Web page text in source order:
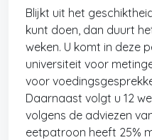
Blijkt uit het
kunt doen, dan duurt
weken. U komt in deze
universiteit voor
voor
Daarnaast volgt u 12
volgens de adviezen
eetpatroon heeft 25%